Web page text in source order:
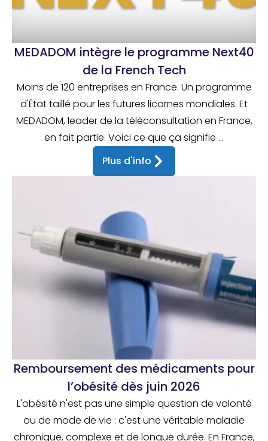
MEDADOM intègre le programme Next40
de la French Tech
Moins de 120 entreprises en France. Un programme
d'État taillé pour les futures licornes mondiales. Et
MEDADOM, leader de la téléconsultation en France,
en fait partie. Voici ce que ça signifie ...
Plus d'info
Remboursement des médicaments pour
l’obésité dès juin 2026
L'obésité n'est pas une simple question de volonté
ou de mode de vie : c'est une véritable maladie
chronique, complexe et de longue durée. En France,